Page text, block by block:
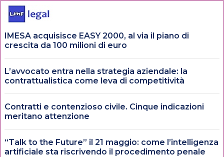
IMESA acquisisce EASY 2000, al via il piano di
crescita da 100 milioni di euro
L’avvocato entra nella strategia aziendale: la
contrattualistica come leva di competitività
Contratti e contenzioso civile. Cinque indicazioni
meritano attenzione
“Talk to the Future” il 21 maggio: come l’intelligenza
artificiale sta riscrivendo il procedimento penale